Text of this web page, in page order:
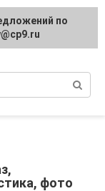
фото
по